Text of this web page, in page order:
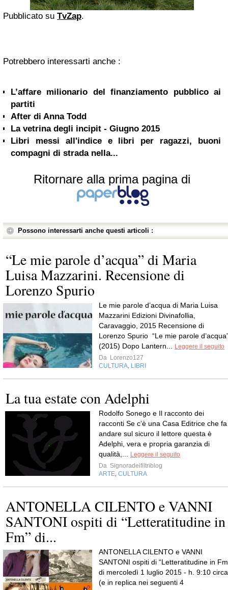
Pubblicato su TvZap.
Potrebbero interessarti anche :
L’affare milionario del finanziamento pubblico ai
partiti
After di Anna Todd
La vetrina degli incipit - Giugno 2015
Libri messi all'indice e libri per ragazzi, buoni
compagni di strada nella...
Ritornare alla prima pagina di
Possono interessarti anche questi articoli :
“Le mie parole d’acqua” di Maria
Luisa Mazzarini. Recensione di
Lorenzo Spurio
Le mie parole d’acqua di Maria Luisa
Mazzarini Edizioni Divinafollia,
Caravaggio, 2015 Recensione di
Lorenzo Spurio “Le mie parole
(2015) Dopo Lantern...
Leggere il seguito
Da Lorenzo127
CULTURA LIBRI
La tua estate con Adelphi
Rodolfo Sonego e Il racconto dei
racconti Se c’è una Casa Editrice che fa
andare sul sicuro il lettore questa è
Adelphi, vera e propria garanzia di
qualità,...
Leggere il seguito
Da Signoradeifiltriblog
ARTE CULTURA
ANTONELLA CILENTO e VANNI
SANTONI ospiti di “Letteratitudine in
Fm” di...
ANTONELLA CILENTO e VANNI
SANTONI ospiti di “Letteratitudine in
di mercoledì 1 luglio 2015 - h. 9:10 circa
(e in replica nei seguenti 4